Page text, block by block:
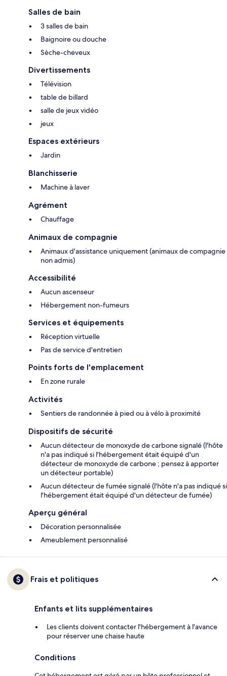
Salles de bain
3 salles de bain
Baignoire ou douche
Sèche-cheveux
Divertissements
Télévision
table de billard
salle de jeux vidéo
jeux
Espaces extérieurs
Jardin
Blanchisserie
Machine à laver
Agrément
Chauffage
Animaux de compagnie
Animaux d'assistance uniquement (animaux de compagnie
non admis)
Accessibilité
Aucun ascenseur
Hébergement non-fumeurs
Services et équipements
Réception virtuelle
Pas de service d'entretien
Points forts de l'emplacement
En zone rurale
Activités
Sentiers de randonnée à pied ou à vélo à proximité
Dispositifs de sécurité
Aucun détecteur de monoxyde de carbone signalé (l'hôte
n'a pas indiqué si l'hébergement était équipé d'un
détecteur de monoxyde de carbone ; pensez à apporter
un détecteur portable)
Aucun détecteur de fumée signalé (l'hôte n'a pas indiqué si
l'hébergement était équipé d'un détecteur de fumée)
Aperçu général
Décoration personnalisée
Ameublement personnalisé
Frais et politiques
Enfants et lits supplémentaires
Les clients doivent contacter l'hébergement à l'avance
pour réserver une chaise haute
Conditions